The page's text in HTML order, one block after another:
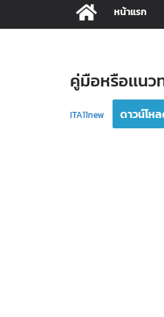
หน้าแรก
คู่มือหรือเเน
ITA11new ดาวน์โห